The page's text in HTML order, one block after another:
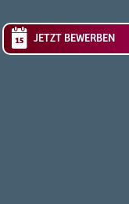
JETZT BEWERBEN